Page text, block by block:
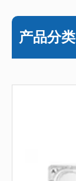
产品分类